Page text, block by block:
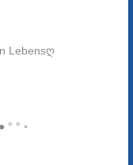
Lebensღ
° ° ◦